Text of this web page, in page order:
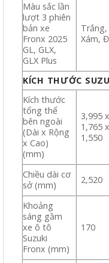
Màu sắc lần
lượt 3 phiên
bản xe
Fronx 2025
GL, GLX,
GLX Plus
Trắng,
Xám,
KÍCH THƯỚC
Kích thước
tổng thể
bên ngoài
(Dài x Rộng
x Cao)
(mm)
3,995 x
1,765 x
1,550
Chiều dài cơ
sở (mm)
2,520
Khoảng
sáng gầm
xe ô tô
Suzuki
Fronx (mm)
170